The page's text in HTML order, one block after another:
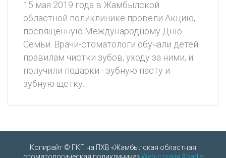
15 мая 2019 года в Жамбылской
областной поликлинике провели Акцию,
посвященную Международному Дню
Семьи. Врачи-стоматологи обучали детей
правилам чистки зубов, уходу за ними, и
получили подарки - зубную пасту и
зубную щетку.
Копирайт © ГКП на ПХВ «Жамбылская областная